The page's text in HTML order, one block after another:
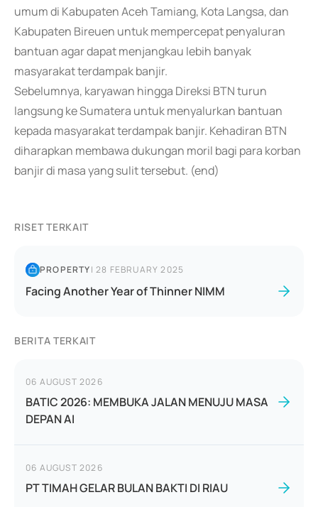
umum di Kabupaten Aceh Tamiang, Kota Langsa, dan
Kabupaten Bireuen untuk mempercepat penyaluran
bantuan agar dapat menjangkau lebih banyak
masyarakat terdampak banjir.
Sebelumnya, karyawan hingga Direksi BTN turun
langsung ke Sumatera untuk menyalurkan bantuan
kepada masyarakat terdampak banjir. Kehadiran BTN
diharapkan membawa dukungan moril bagi para korban
banjir di masa yang sulit tersebut. (end)
RISET TERKAIT
PROPERTY|28 FEBRUARY 2025
Facing Another Year of Thinner NIMM
BERITA TERKAIT
06 AUGUST 2026
BATIC 2026: MEMBUKA JALAN MENUJU MASA
DEPAN AI
06 AUGUST 2026
PT TIMAH GELAR BULAN BAKTI DI RIAU